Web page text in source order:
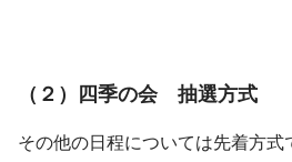
（２）四季の会 抽選方式
その他の日程については先着方式